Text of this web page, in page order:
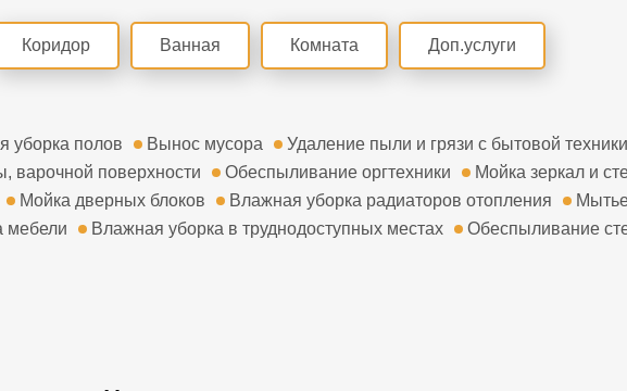
Коридор Ванная Комната Доп.услуги
уборка полов Вынос мусора
Удаление пыли и грязи с бытовой
варочной поверхности
Обеспыливание оргтехники
Мойка зеркал и
Мойка дверных блоков Влажная уборка радиаторов отопления
мебели
Влажная уборка в труднодоступных местах Обеспыливание